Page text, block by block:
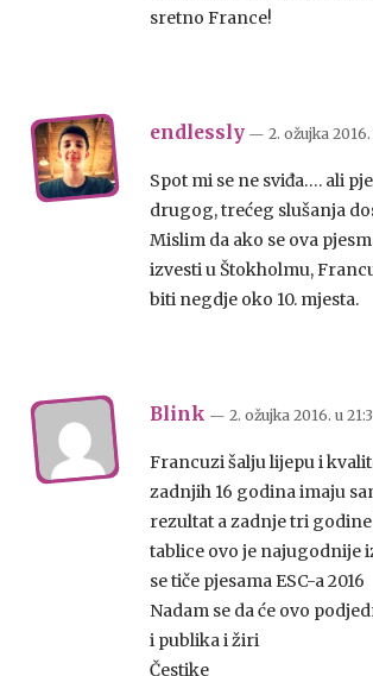
sretno France!
endlessly — 2. ožujka 2016.
Spot mi se ne sviđa…. ali
drugog, trećeg slušanja
Mislim da ako se ova
izvesti u Štokholmu,
biti negdje oko 10. mjesta.
Blink — 2. ožujka 2016. u
Francuzi šalju lijepu i
zadnjih 16 godina imaju
rezultat a zadnje tri
tablice ovo je najugodnije
se tiče pjesama ESC-a 2016
Nadam se da će ovo
i publika i žiri
Čestike